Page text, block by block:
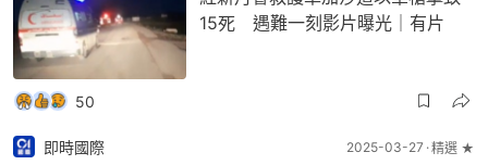
15死 遇難一刻影片曝光｜有片
50
即時國際 2025-03-27 精選 ★